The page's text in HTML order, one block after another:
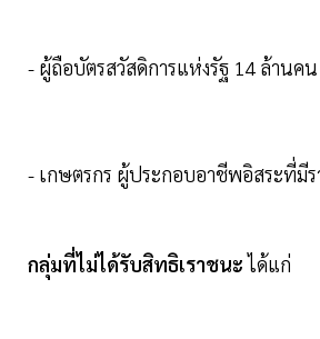
- ผู้ถือบัตรสวัสดิการแห่งรัฐ 14 ล้านคน
- เกษตรกร ผู้ประกอบอาชีพอิสระที่มีร
กลุ่มที่ไม่ได้รับสิทธิเราชนะได้แก่